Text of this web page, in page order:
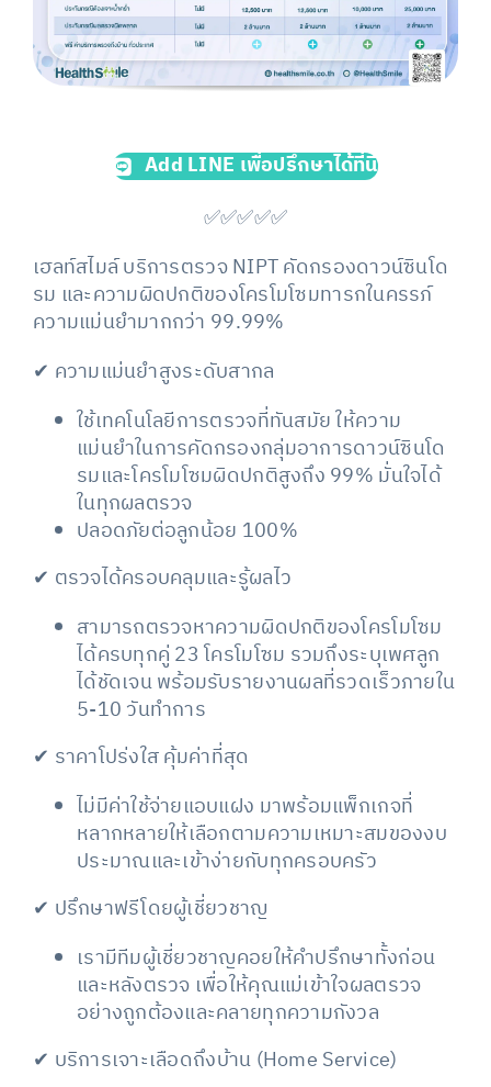
Add LINE เพื่อปรึกษาได้ที่นี่
✅✅✅✅✅
เฮลท์สไมล์ บริการตรวจ NIPT คัดกรองดาวน์ซินโด
รม และความผิดปกติของโครโมโซมทารกในครรภ์
ความแม่นยำมากกว่า 99.99%
✔ ความแม่นยำสูงระดับสากล
ใช้เทคโนโลยีการตรวจที่ทันสมัย ให้ความ
แม่นยำในการคัดกรองกลุ่มอาการดาวน์ซินโด
รมและโครโมโซมผิดปกติสูงถึง 99% มั่นใจได้
ในทุกผลตรวจ
ปลอดภัยต่อลูกน้อย 100%
✔ ตรวจได้ครอบคลุมและรู้ผลไว
สามารถตรวจหาความผิดปกติของโครโมโซม
ได้ครบทุกคู่ 23 โครโมโซม รวมถึงระบุเพศลูก
ได้ชัดเจน พร้อมรับรายงานผลที่รวดเร็วภายใน
5-10 วันทำการ
✔ ราคาโปร่งใส คุ้มค่าที่สุด
ไม่มีค่าใช้จ่ายแอบแฝง มาพร้อมแพ็กเกจที่
หลากหลายให้เลือกตามความเหมาะสมของงบ
ประมาณและเข้าง่ายกับทุกครอบครัว
✔ ปรึกษาฟรีโดยผู้เชี่ยวชาญ
เรามีทีมผู้เชี่ยวชาญคอยให้คำปรึกษาทั้งก่อน
และหลังตรวจ เพื่อให้คุณแม่เข้าใจผลตรวจ
อย่างถูกต้องและคลายทุกความกังวล
✔ บริการเจาะเลือดถึงบ้าน (Home Service)